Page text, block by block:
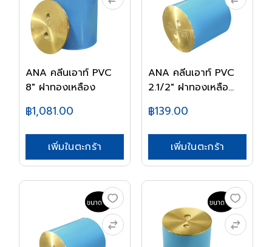
ANA คลีนเอาท์ PVC
8" ฝาทองเหลือง
฿1,081.00
เพิ่มในตะกร้า
ANA คลีนเอาท์ PVC
2.1/2" ฝาทองเหลือ...
฿139.00
เพิ่มในตะกร้า